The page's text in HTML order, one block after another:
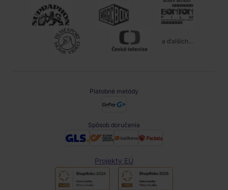
a ďalších...
Platobné metódy
Spôsob doručenia
Projekty EÚ